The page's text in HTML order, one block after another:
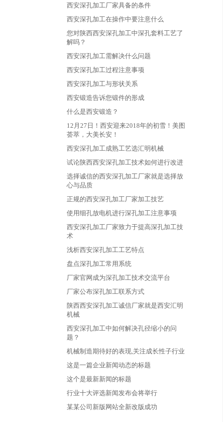
西安深孔加工厂家具备的条件
西安深孔加工在操作中要注意什么
您对陕西西安深孔加工中深孔套料工艺了
解吗？
西安深孔加工需解决什么问题
西安深孔加工过程注意事项
西安深孔加工与形状关系
西安锻造告诉您锻件的形成
什么是西安锻造？
12月27日！西安迎来2018年的初雪！美图
荟萃，大美长安！
西安深孔加工成熟工艺选汇明机械
试论陕西西安深孔加工技术如何进行改进
选择诚信的西安深孔加工厂家就是选择放
心与品质
正规的西安深孔加工厂家加工技艺
使用细孔放电机进行深孔加工注意事项
西安深孔加工厂家致力于提高深孔加工技
术
浅析西安深孔加工工艺特点
盘点深孔加工常用系统
厂家官网成为深孔加工技术交流平台
厂家公布深孔加工联系方式
陕西西安深孔加工诚信厂家就是西安汇明
机械
西安深孔加工中如何解决孔径缩小的问
题？
机械制造期待好的表现,关注成长性子行业
这是一篇企业新闻动态的标题
这个是最新新闻的标题
行业十大评选新闻发布会将举行
某某公司新版网站全新改版成功